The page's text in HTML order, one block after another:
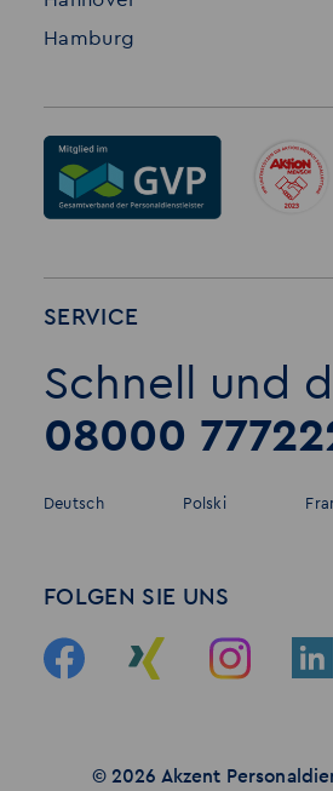
Hamburg
SERVICE
Schnell und
08000
Deutsch Polski
FOLGEN SIE UNS
© 2026 Akzent